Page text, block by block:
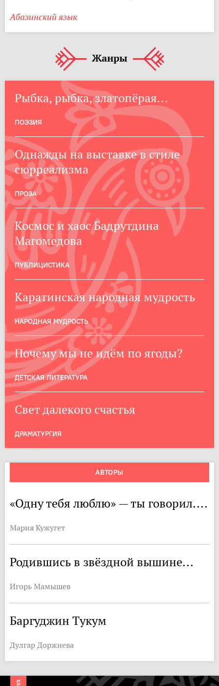
Абазинский язык
Жанры
Рыбка, рыбка, златопёрая...
ПОЭЗИЯ
Однажды на выставке в стиле
сюрреализма
ПРОЗА
Космос и хаос Бадрутдина
Магомедова
ПУБЛИЦИСТИКА
Каратинская народная мудрость
НАРОДНАЯ МУДРОСТЬ
Почему мы не идём по ягоды?
ДЕТСКАЯ ЛИТЕРАТУРА
Свет далекого счастья
ДРАМАТУРГИЯ
АВТОРЫ
«Одну тебя люблю» — ты говорил....
Мария Кужугет
Родившись в звёздной вышине...
Игорь Мамышев
Баргуджин Тукум
Дулгар Доржиева